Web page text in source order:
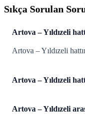
Sıkça Sorulan
Artova – Yıldızeli
Artova – Yıldızeli
Artova – Yıldızeli
Artova – Yıldızeli